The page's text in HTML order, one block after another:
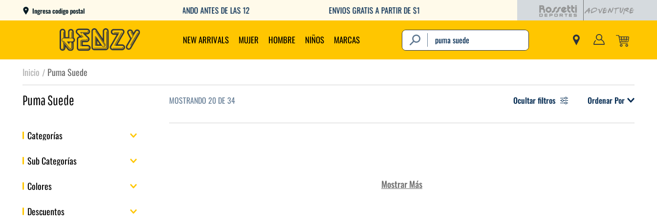
Ingresa codigo postal
DAY EN CBA CAPITAL COMPRANDO ANTES DE LAS 12 ENVIOS GRATIS A PARTIR DE $149.000
NEW ARRIVALS MUJER HOMBRE NIÑOS MARCAS ¿Qué estás buscando?
Puma Suede
Puma Suede
Categorías
Indumentaria
Sub Categorías
Buzos
Remeras/Musculosas
Colores
Azul AmarilloNegro
Descuentos
MOSTRANDO20 DE 34 Ocultar filtros Ordenar Por
Mostrar Más